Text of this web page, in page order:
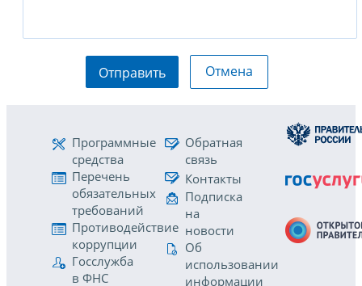
Отправить Отмена
Программные
средства
Перечень
обязательных
требований
Противодействие
коррупции
Госслужба
в ФНС
Обратная
связь
Контакты
Подписка
на
новости
Об
использовании
информации